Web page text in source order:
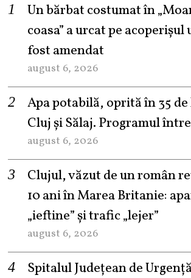
Un bărbat costumat în
coasa” a urcat pe
fost amendat
august 6, 2026
Apa potabilă, oprită în 35
Cluj și Sălaj. Programul
august 6, 2026
Clujul, văzut de un român
10 ani în Marea Britanie:
„ieftine” și trafic „lejer”
august 6, 2026
Spitalul Județean de